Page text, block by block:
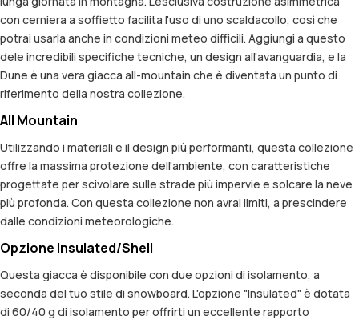
con cerniera a soffietto facilita l'uso di uno scaldacollo, così che
potrai usarla anche in condizioni meteo difficili. Aggiungi a questo
dele incredibili specifiche tecniche, un design all'avanguardia, e la
Dune è una vera giacca all-mountain che è diventata un punto di
riferimento della nostra collezione.
All Mountain
Utilizzando i materiali e il design più performanti, questa collezione
offre la massima protezione dell'ambiente, con caratteristiche
progettate per scivolare sulle strade più impervie e solcare la neve
più profonda. Con questa collezione non avrai limiti, a prescindere
dalle condizioni meteorologiche.
Opzione Insulated/Shell
Questa giacca è disponibile con due opzioni di isolamento, a
seconda del tuo stile di snowboard. L'opzione "Insulated" è dotata
di 60/40 g di isolamento per offrirti un eccellente rapporto